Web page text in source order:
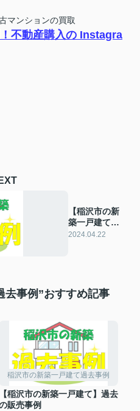
ションの買取
不動産購入の Instagra
【稲沢市の新
築一戸建て】
過去の販売事
2024.04.22
去事例”おすすめ記事
稲沢市の新築一戸建て過去事例
【稲沢市の新築一戸建て】過去
販売事例